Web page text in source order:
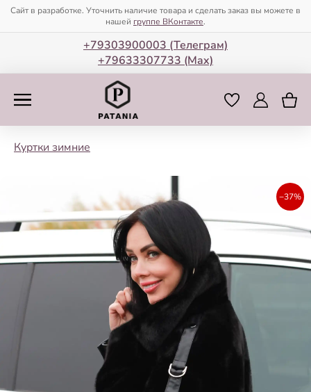
Сайт в разработке. Уточнить наличие товара и сделать заказ вы можете в
нашей группе ВКонтакте.
+79303900003 (Телеграм)
+79633307733 (Мax)
Куртки зимние
−37%